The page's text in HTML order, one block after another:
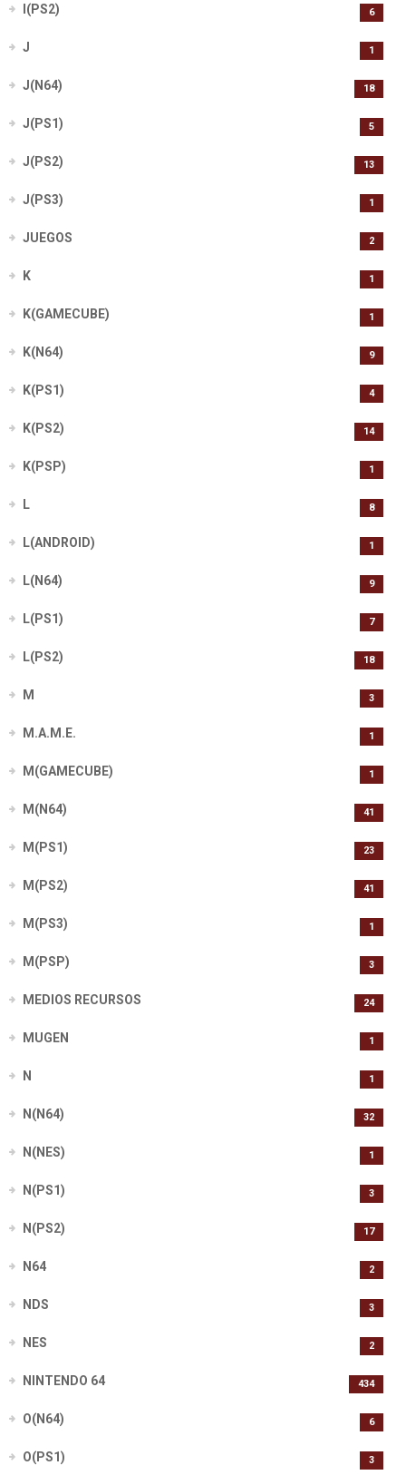
I(PS2) 6
J 1
J(N64) 18
J(PS1) 5
J(PS2) 13
J(PS3) 1
JUEGOS 2
K 1
K(GAMECUBE) 1
K(N64) 9
K(PS1) 4
K(PS2) 14
K(PSP) 1
L 8
L(ANDROID) 1
L(N64) 9
L(PS1) 7
L(PS2) 18
M 3
M.A.M.E. 1
M(GAMECUBE) 1
M(N64) 41
M(PS1) 23
M(PS2) 41
M(PS3) 1
M(PSP) 3
MEDIOS RECURSOS 24
MUGEN 1
N 1
N(N64) 32
N(NES) 1
N(PS1) 3
N(PS2) 17
N64 2
NDS 3
NES 2
NINTENDO 64 434
O(N64) 6
O(PS1) 3